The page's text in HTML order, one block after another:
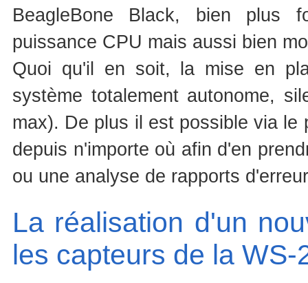
BeagleBone Black, bien plus
puissance CPU mais aussi bien
Quoi qu'il en soit, la mise en
système totalement autonome,
max). De plus il est possible via
depuis n'importe où afin d'en
ou une analyse de rapports
La réalisation d'un
les capteurs de la WS-